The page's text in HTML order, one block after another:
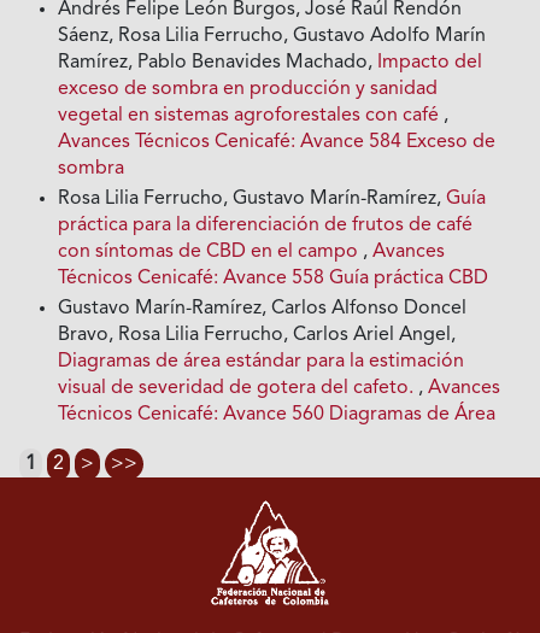
Andrés Felipe León Burgos, José Raúl Rendón
Sáenz, Rosa Lilia Ferrucho, Gustavo Adolfo Marín
Ramírez, Pablo Benavides Machado, Impacto del
exceso de sombra en producción y sanidad
vegetal en sistemas agroforestales con café ,
Avances Técnicos Cenicafé: Avance 584 Exceso de
sombra
Rosa Lilia Ferrucho, Gustavo Marín-Ramírez,Guía
práctica para la diferenciación de frutos de café
con síntomas de CBD en el campo ,Avances
Técnicos Cenicafé: Avance 558 Guía práctica CBD
Gustavo Marín-Ramírez, Carlos Alfonso Doncel
Bravo, Rosa Lilia Ferrucho, Carlos Ariel Angel,
Diagramas de área estándar para la estimación
visual de severidad de gotera del cafeto. ,Avances
Técnicos Cenicafé: Avance 560 Diagramas de Área
1 2 > >>